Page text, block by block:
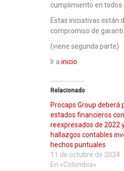
cumplimiento en todos
Estas iniciativas están
compromiso de
(viene segunda parte)
Ir a inicio
Relacionado
Procaps Group deberá
estados financieros
reexpresados ​​de 2022
hallazgos contables
hechos puntuales
11 de octubre de 2024
En «Colombia»